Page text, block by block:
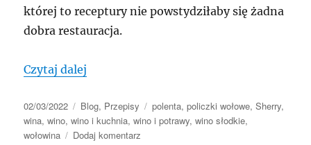
której to receptury nie powstydziłaby się żadna
dobra restauracja.
Czytaj dalej
Data
publikacji
02/03/2022 Kategorie
Blog, Przepisy Tagi
polenta,policzki wołowe,Sherry,
wina,wino,wino i kuchnia,wino i potrawy,wino słodkie,
wołowina
Dodaj komentarz